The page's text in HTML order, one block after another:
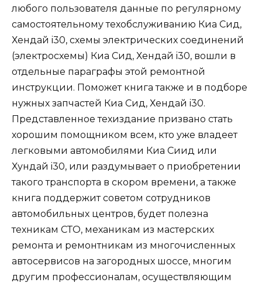
любого пользователя данные по регулярному
самостоятельному техобслуживанию Киа Сид,
Хендай i30, схемы электрических соединений
(электросхемы) Киа Сид, Хендай i30, вошли в
отдельные параграфы этой ремонтной
инструкции. Поможет книга также и в подборе
нужных запчастей Киа Сид, Хендай i30.
Представленное техиздание призвано стать
хорошим помощником всем, кто уже владеет
легковыми автомобилями Киа Сиид или
Хундай i30, или раздумывает о приобретении
такого транспорта в скором времени, а также
книга поддержит советом сотрудников
автомобильных центров, будет полезна
техникам СТО, механикам из мастерских
ремонта и ремонтникам из многочисленных
автосервисов на загородных шоссе, многим
другим профессионалам, осуществляющим